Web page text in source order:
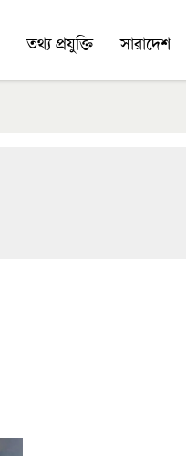
তথ্য প্রযুক্তি সারাদেশ